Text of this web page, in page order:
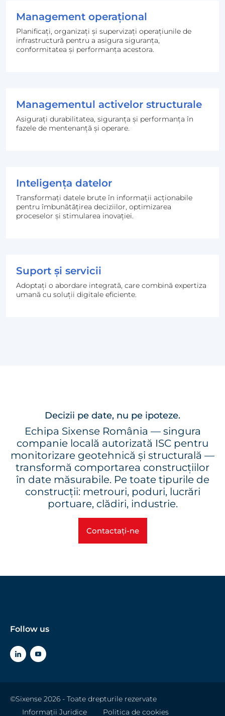
Management operațional
Planificați, organizați și supervizați operațiunile de
infrastructură pentru a asigura siguranța,
conformitatea și performanța acestora.
Managementul activelor structurale
Asigurați durabilitatea, siguranța și performanța în
fazele de mentenanță și operare.
Inteligența datelor
Transformați datele brute în informații acționabile
pentru îmbunătățirea deciziilor, optimizarea
proceselor și stimularea inovației.
Suport și servicii
Adoptați o abordare integrată, care combină expertiza
umană cu soluții digitale eficiente.
Decizii pe date, nu pe ipoteze.
Echipa Sixense România — singura
companie locală autorizată ISC pentru
monitorizare geotehnică și structurală —
transformă comportarea construcțiilor
în date măsurabile. Pe toate tipurile de
construcții: metrouri, poduri, lucrări
portuare, clădiri, industrie.
Contactați-ne
Follow us
©Sixense 2026 - Toate drepturile rezervate
Informații Juridice
Politica de cookies